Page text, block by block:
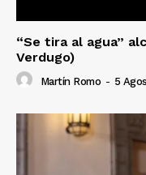
“Se tira al agua”
Verdugo)
Martín Romo - 5